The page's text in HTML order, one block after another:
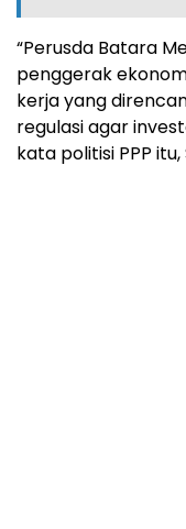
“Perusda Batara
penggerak
kerja yang
regulasi agar
kata politisi PPP